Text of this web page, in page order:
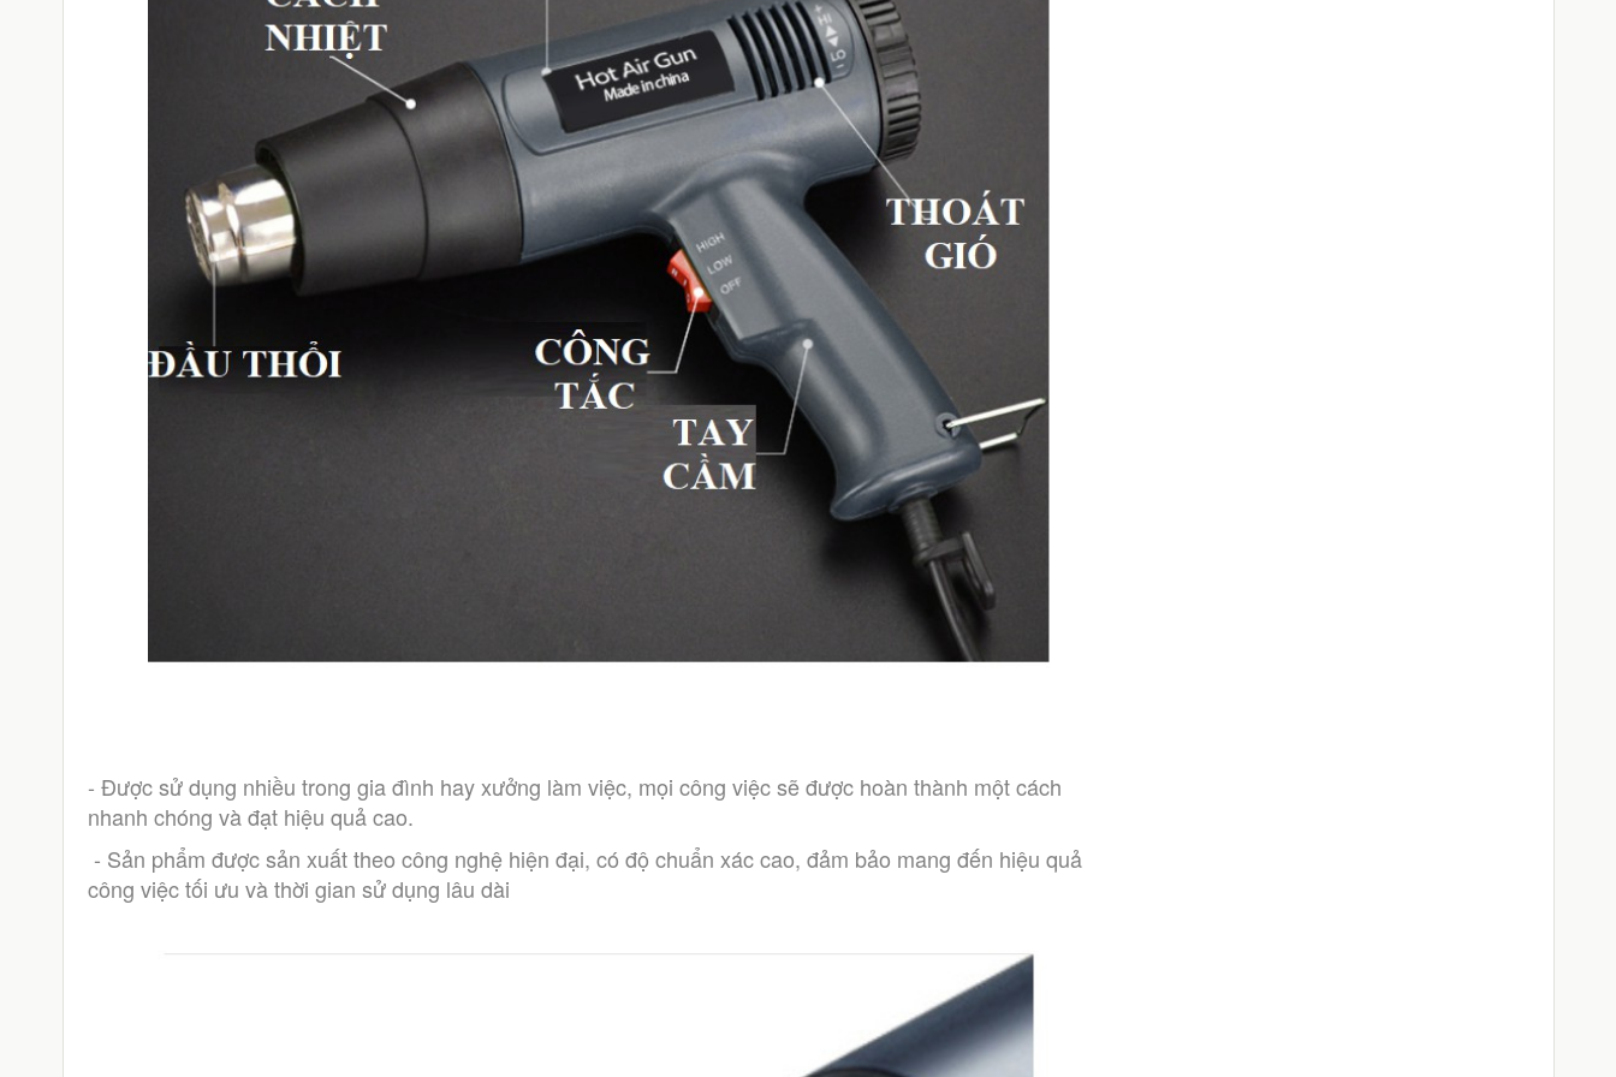
- Được sử dụng nhiều trong gia đình hay xưởng làm việc, mọi công việc sẽ được hoàn thành một cách
nhanh chóng và đạt hiệu quả cao.
công việc tối ưu và thời gian sử dụng lâu dài